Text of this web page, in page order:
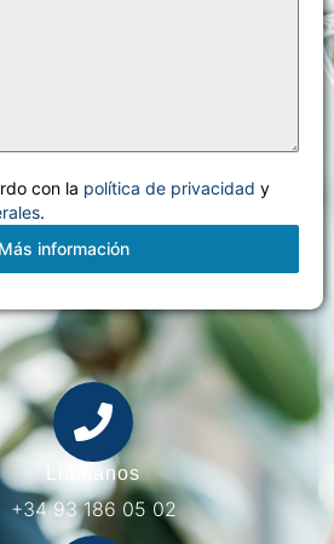
con la política de privacidad y
.
Más información
Llámanos
+34 93 186 05 02